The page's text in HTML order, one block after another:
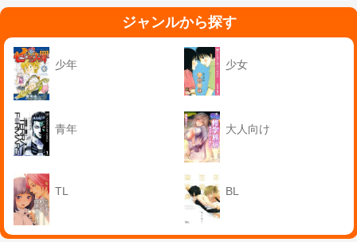
ジャンルから探す
少年 少女
青年 大人向け
TL BL